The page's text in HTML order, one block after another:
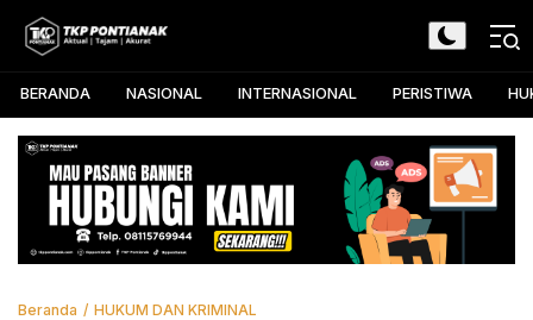
TKP Pontianak
Aktual, Tajam, dan Akurat
BERANDA NASIONAL INTERNASIONAL PERISTIWA
Beranda HUKUM DAN KRIMINAL